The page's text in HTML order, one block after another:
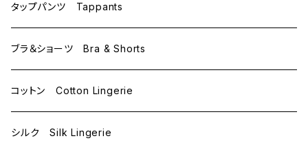
C75
D65
D70
E70
L
M
L
タップパンツ Tappants
ブラ＆ショーツ Bra & Shorts
コットン Cotton Lingerie
シルク Silk Lingerie